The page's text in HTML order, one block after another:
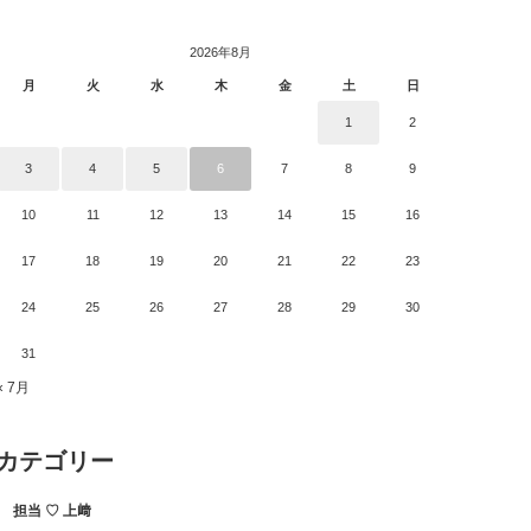
2026年8月
月 火 水 木 金 土 日
1 2
3 4 5 6 7 8 9
10 11 12 13 14 15 16
17 18 19 20 21 22 23
24 25 26 27 28 29 30
31
7月
テゴリー
担当 ♡ 上﨑